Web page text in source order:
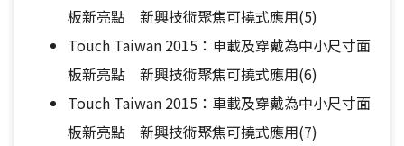
板新亮點 新興技術聚焦可撓式應用(5)
Touch Taiwan 2015：車載及穿戴為中小尺寸面
板新亮點 新興技術聚焦可撓式應用(6)
Touch Taiwan 2015：車載及穿戴為中小尺寸面
板新亮點 新興技術聚焦可撓式應用(7)